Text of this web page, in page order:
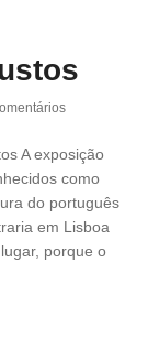
A exposição
como
do português
em Lisboa
porque o